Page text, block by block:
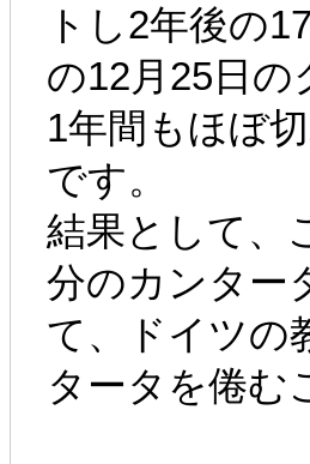
トし2年後の
の12月25日
1年間もほぼ
です。
結果として、
分のカンター
て、ドイツの
タータを倦む